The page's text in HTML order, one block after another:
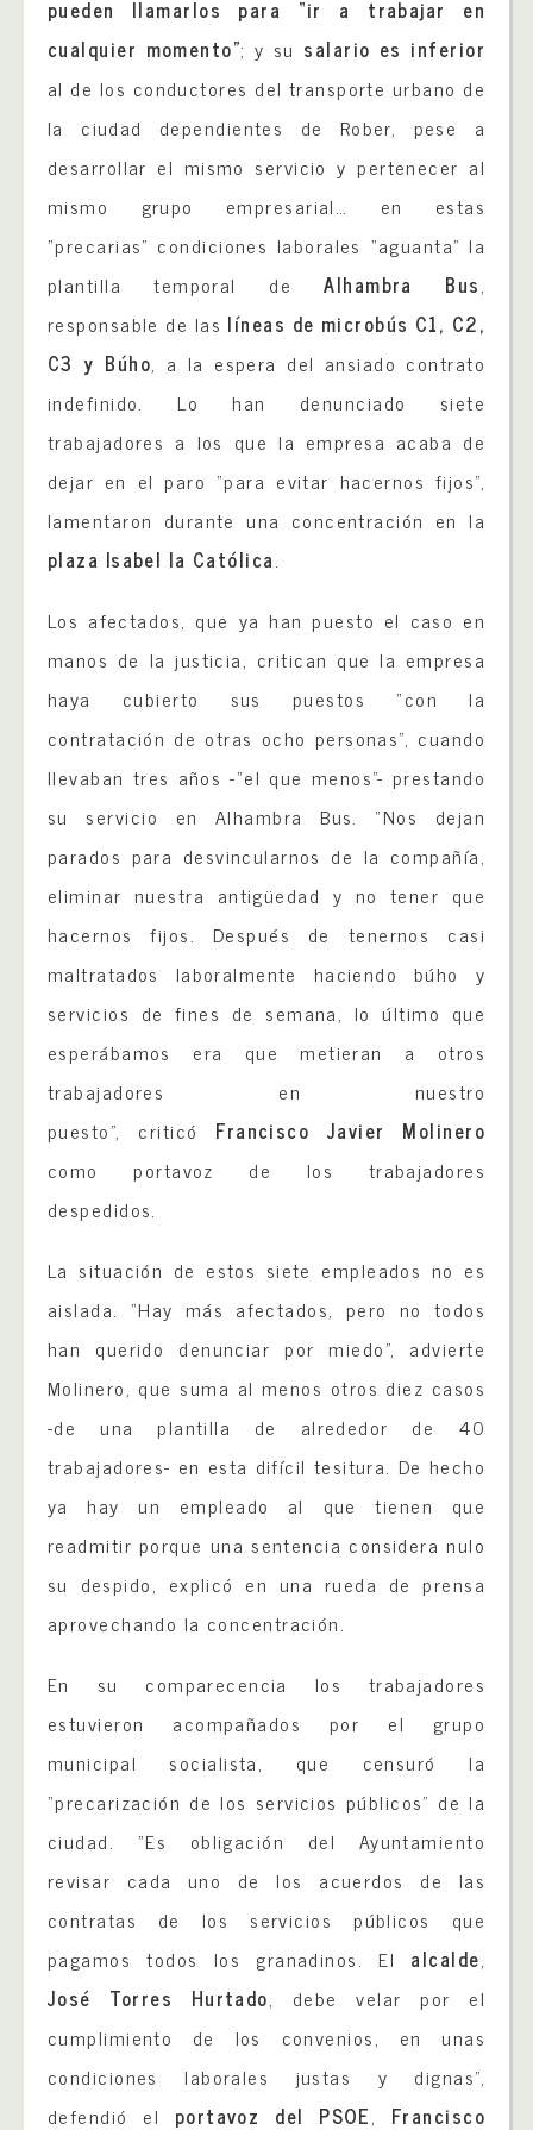
pueden llamarlos para “ir a trabajar en
cualquier momento”; y su salario es inferior
al de los conductores del transporte urbano de
la ciudad dependientes de Rober, pese a
desarrollar el mismo servicio y pertenecer al
mismo grupo empresarial… en estas
“precarias” condiciones laborales “aguanta” la
plantilla temporal deAlhambra Bus,
responsable de las líneas de microbús C1, C2,
C3 y Búho, a la espera del ansiado contrato
indefinido. Lo han denunciado siete
trabajadores a los que la empresa acaba de
dejar en el paro “para evitar hacernos fijos”,
lamentaron durante una concentración en la
plaza Isabel la Católica.
Los afectados, que ya han puesto el caso en
manos de la justicia, critican que la empresa
haya cubierto sus puestos “con la
contratación de otras ocho personas”, cuando
llevaban tres años -“el que menos”- prestando
su servicio en Alhambra Bus. “Nos dejan
parados para desvincularnos de la compañía,
eliminar nuestra antigüedad y no tener que
hacernos fijos. Después de tenernos casi
maltratados laboralmente haciendo búho y
servicios de fines de semana, lo último que
esperábamos era que metieran a otros
trabajadores en nuestro
puesto”, criticó Francisco Javier Molinero
como portavoz de los trabajadores
despedidos.
La situación de estos siete empleados no es
aislada. “Hay más afectados, pero no todos
han querido denunciar por miedo”, advierte
Molinero, que suma al menos otros diez casos
-de una plantilla de alrededor de 40
trabajadores- en esta difícil tesitura. De hecho
ya hay un empleado al que tienen que
readmitir porque una sentencia considera nulo
su despido, explicó en una rueda de prensa
aprovechando la concentración.
En su comparecencia los trabajadores
estuvieron acompañados por el grupo
municipal socialista, que censuró la
“precarización de los servicios públicos” de la
ciudad. “Es obligación del Ayuntamiento
revisar cada uno de los acuerdos de las
contratas de los servicios públicos que
pagamos todos los granadinos. El alcalde,
José Torres Hurtado, debe velar por el
cumplimiento de los convenios, en unas
condiciones laborales justas y dignas”,
defendió el portavoz del PSOE, Francisco